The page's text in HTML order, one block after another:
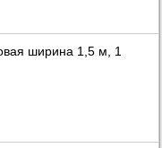
ширина 1,5 м, 1